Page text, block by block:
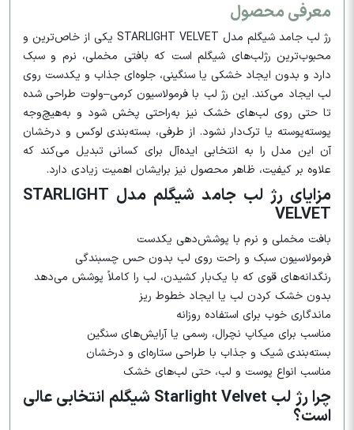
معرفی محصول
رژ لب جامد شیگلم مدل STARLIGHT VELVET یکی از خاص‌ترین و
محبوب‌ترین رژلب‌های شیگلم است که بافتی مخملی، نرم و سبک
دارد و بدون ایجاد خشکی یا سنگینی، جلوه‌ای جذاب و یکدست روی
لب ایجاد می‌کند. این رژ لب با فرمولاسیون کرمی–ولوت طراحی شده
تا حتی روی لب‌های خشک نیز به‌راحتی پخش شود و به‌هیچ‌وجه
پوسته‌پوسته یا ترک‌دار نشود. از طرفی، بسته‌بندی لوکس و درخشان
آن این مدل را به انتخابی ایده‌آل برای کسانی تبدیل می‌کند که
علاوه بر کیفیت، ظاهر محصول نیز برایشان اهمیت زیادی دارد.
مزایای رژ لب جامد شیگلم مدل STARLIGHT
VELVET
بافت مخملی و نرم با پوشش‌دهی یکدست
فرمولاسیون سبک و راحت روی لب بدون حس چسبندگی
رنگدانه‌های قوی که با یک‌بار کشیدن، لب را کاملاً پوشش می‌دهد
بدون خشک کردن لب یا ایجاد خطوط ریز
ماندگاری خوب برای استفاده روزانه
مناسب برای میکاپ نچرال، رسمی یا آرایش‌های سنگین
بسته‌بندی شیک و جذاب با طراحی ستاره‌ای و درخشان
مناسب انواع پوست و لب، حتی لب‌های خشک
چرا رژ لب Starlight Velvet شیگلم انتخابی عالی
است؟